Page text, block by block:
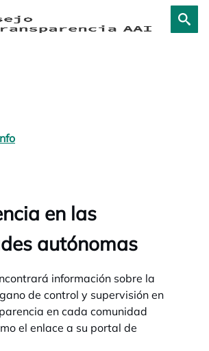
en las
autónomas
información sobre la
de control y supervisión en
en cada comunidad
el enlace a su portal de